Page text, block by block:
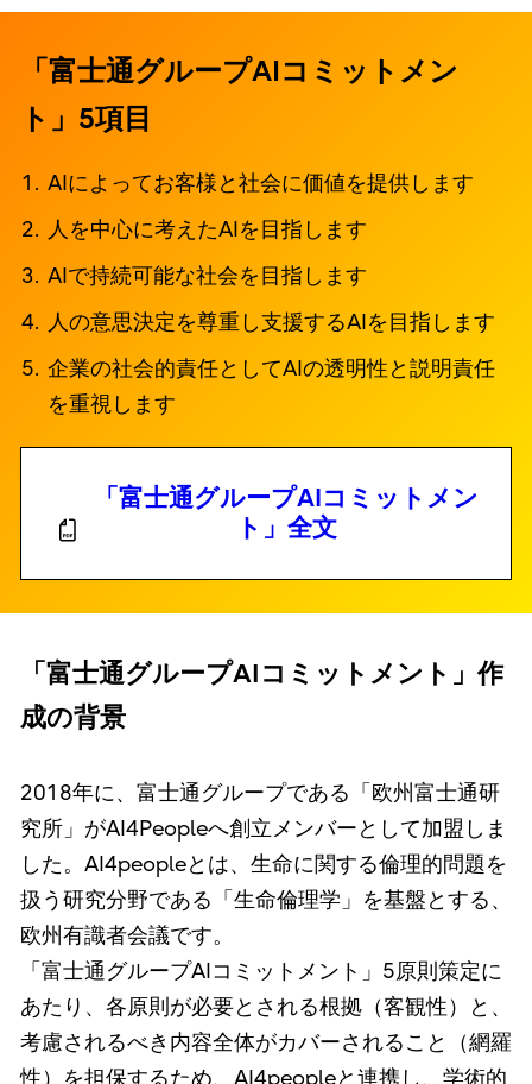
「富士通グループAIコミットメン
ト」5項目
AIによってお客様と社会に価値を提供します
人を中心に考えたAIを目指します
AIで持続可能な社会を目指します
人の意思決定を尊重し支援するAIを目指します
企業の社会的責任としてAIの透明性と説明責任
を重視します
「富士通グループAIコミットメン
ト」全文
「富士通グループAIコミットメント」作
成の背景
2018年に、富士通グループである「欧州富士通研
究所」がAI4Peopleへ創立メンバーとして加盟しま
した。AI4peopleとは、生命に関する倫理的問題を
扱う研究分野である「生命倫理学」を基盤とする、
欧州有識者会議です。
「富士通グループAIコミットメント」5原則策定に
あたり、各原則が必要とされる根拠（客観性）と、
考慮されるべき内容全体がカバーされること（網羅
性）を担保するため、AI4peopleと連携し、学術的